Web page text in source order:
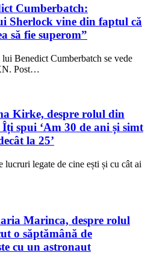
Cumberbatch:
Sherlock vine din faptul că
să fie superom”
Benedict Cumberbatch se vede
Post…
Kirke, despre rolul din
Îți spui ‘Am 30 de ani și simt
la 25’
lucruri legate de cine ești și cu cât ai
Marinca, despre rolul
o săptămână de
cu un astronaut